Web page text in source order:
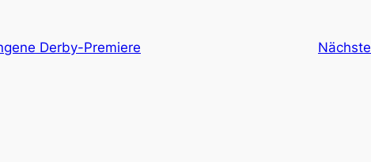
Derby-Premiere